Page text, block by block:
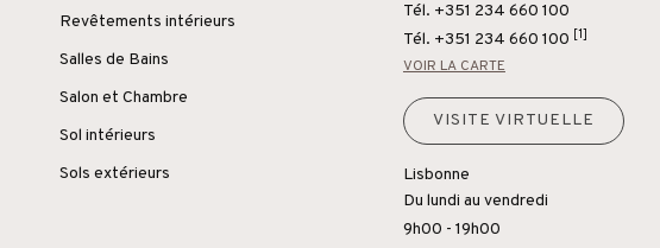
Revêtements intérieurs
Salles de Bains
Salon et Chambre
Sol intérieurs
Sols extérieurs
Tél. +351 234 660 100
Tél. +351 234 660 100 [1]
VOIR LA CARTE
VISITE VIRTUELLE
Lisbonne
Du lundi au vendredi
9h00 - 19h00